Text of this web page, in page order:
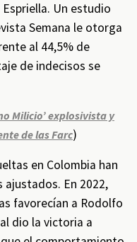
Un estudio
Semana le otorga
al 44,5% de
de indecisos se
Milicio’ explosivista y
de las Farc)
en Colombia han
En 2022,
favorecían a Rodolfo
dio la victoria a